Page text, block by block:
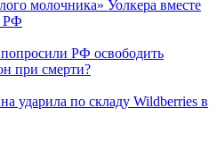
молочника» Уолкера вместе
РФ
РФ освободить
при смерти?
ударила по складу Wildberries в